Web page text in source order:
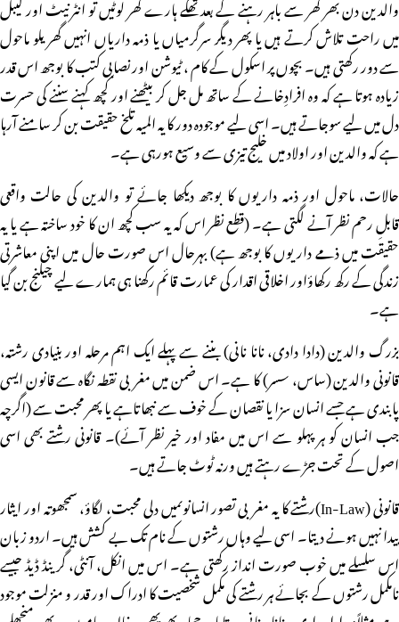
میں راحت تلاش کرتے ہیں یا پھر دیگر سرگرمیاں یا ذمہ داریاں انہیں گھریلو ماحول
سے دور رکھتی ہیں۔ بچوں پر اسکول کے کام ، ٹیوشن اور نصابی کتب کا بوجھ اس قدر
زیادہ ہوتا ہے کہ وہ افرادِخانے کے ساتھ مل جل کر بیٹھنے اور کچھ کہنے سننے کی حسرت
دل میں لیے سوجاتے ہیں۔ اسی لیے موجودہ دور کا یہ المیہ تلخ حقیقت بن کر سامنے آرہا
ہے کہ والدین اور اولاد میں خلیج تیزی سے وسیع ہورہی ہے۔
حالات، ماحول اور ذمہ داریوں کا بوجھ دیکھا جائے تو والدین کی حالت واقعی
قابلِ رحم نظر آنے لگتی ہے۔ (قطع نظر اس کہ یہ سب کچھ ان کا خود ساختہ ہے یا یہ
حقیقت میں ذمے داریوں کا بوجھ ہے) بہرحال اس صورت حال میں اپنی معاشرتی
زندگی کے رکھ رکھاؤاور اخلاقی اقدار کی عمارت قائم رکھنا ہی ہمارے لیے چیلنج بن گیا
ہے۔
بزرگ والدین (دادا دادی، نانا نانی) بننے سے پہلے ایک اہم مرحلہ اور بنیادی رشتہ،
قانونی والدین (ساس، سسر) کا ہے۔ اس ضمن میں مغربی نقطہ نگاہ سے قانون ایسی
پابندی ہے جسے انسان سزا یا نقصان کے خوف سے نبھاتاہے یا پھر محبت سے (اگرچہ
جب انسان کو ہر پہلو سے اس میں مفاد اور خیر نظر آئے)۔ قانونی رشتے بھی اسی
اصول کے تحت جڑے رہتے ہیں ورنہ ٹوٹ جاتے ہیں۔
قانونی (In-Law)رشتے کا یہ مغربی تصور انسانوںمیں دلی محبت، لگاؤ، سمجھوتہ اور ایثار
پیدا نہیں ہونے دیتا۔ اسی لیے وہاں رشتوں کے نام تک بے کشش ہیں۔ اردو زبان
اس سلسلے میں خوب صورت انداز رکھتی ہے۔ اس میں انکل، آنٹی، گرینڈ ڈیڈ جیسے
نامکمل رشتوں کے بجائے ہر رشتے کی مکمل شخصیت کا ادراک اور قدر و منزلت موجود